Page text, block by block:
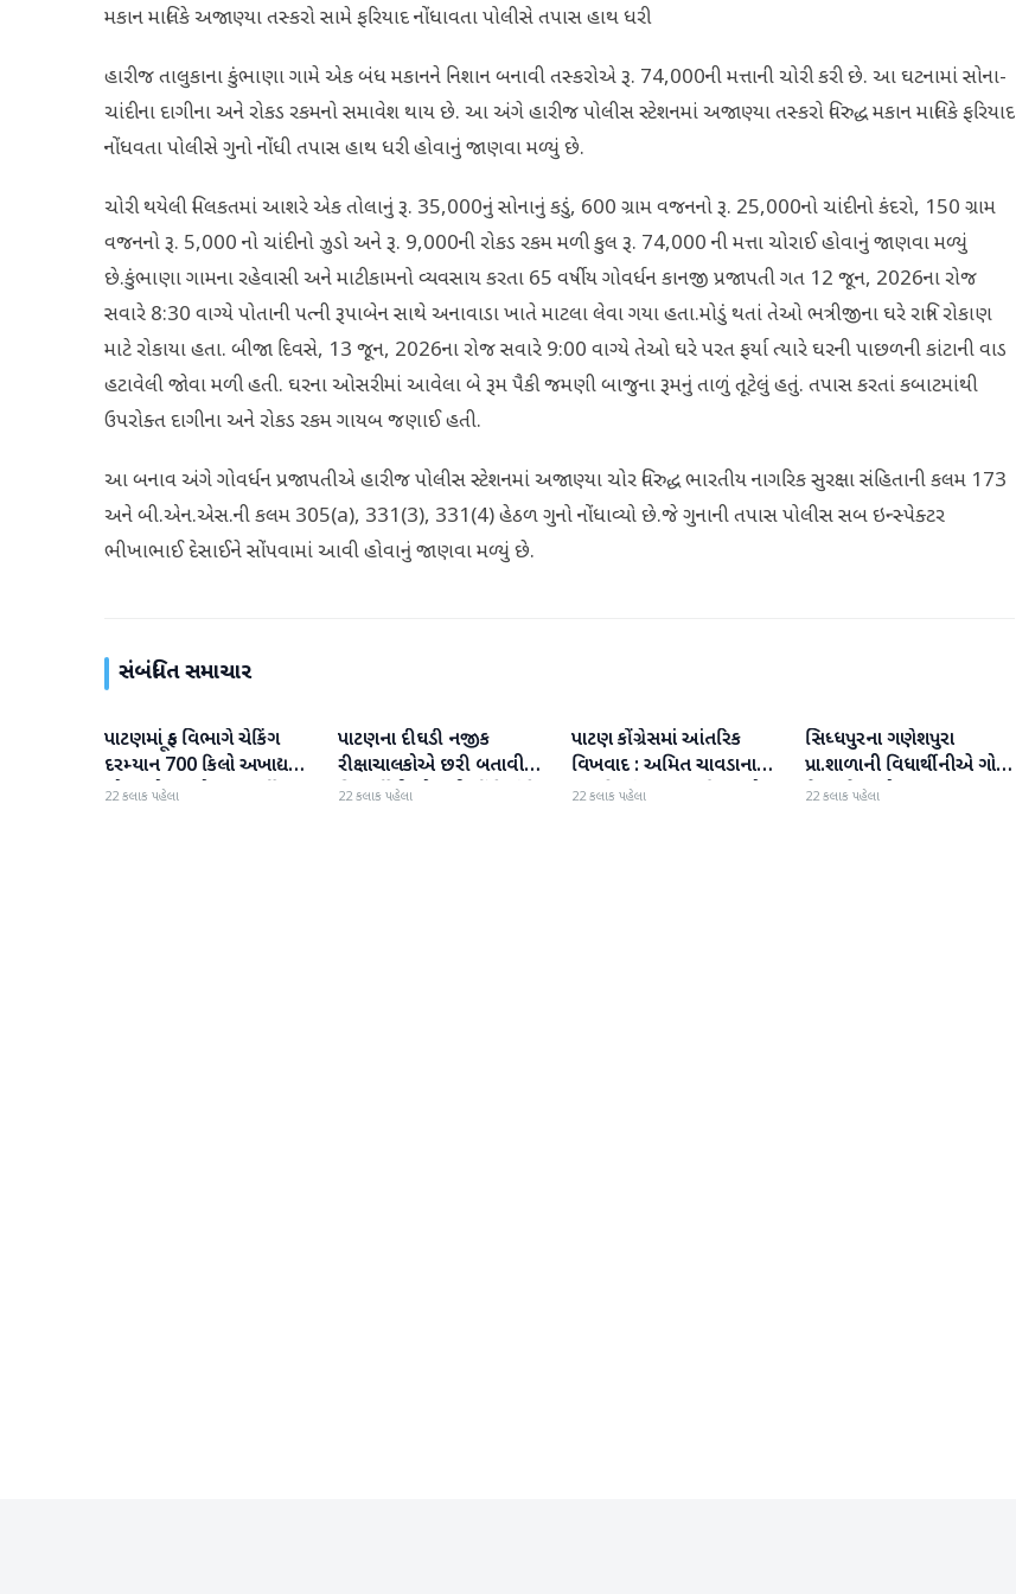
મકાન માલિકે અજાણ્યા તસ્કરો સામે ફરિયાદ નોંધાવતા પોલીસે તપાસ હાથ ધરી
હારીજ તાલુકાના કુંભાણા ગામે એક બંધ મકાનને નિશાન બનાવી તસ્કરોએ રૂ. 74,000ની મત્તાની ચોરી કરી છે. આ ઘટનામાં સોના-
ચાંદીના દાગીના અને રોકડ રકમનો સમાવેશ થાય છે. આ અંગે હારીજ પોલીસ સ્ટેશનમાં અજાણ્યા તસ્કરો વિરુદ્ધ મકાન માલિકે ફરિયાદ
નોંધવતા પોલીસે ગુનો નોંધી તપાસ હાથ ધરી હોવાનું જાણવા મળ્યું છે.
ચોરી થયેલી મિલકતમાં આશરે એક તોલાનું રૂ. 35,000નું સોનાનું કડું, 600 ગ્રામ વજનનો રૂ. 25,000નો ચાંદીનો કંદરો, 150 ગ્રામ
વજનનો રૂ. 5,000 નો ચાંદીનો ઝુડો અને રૂ. 9,000ની રોકડ રકમ મળી કુલ રૂ. 74,000 ની મત્તા ચોરાઈ હોવાનું જાણવા મળ્યું
છે.કુંભાણા ગામના રહેવાસી અને માટીકામનો વ્યવસાય કરતા 65 વર્ષીય ગોવર્ધન કાનજી પ્રજાપતી ગત 12 જૂન, 2026ના રોજ
સવારે 8:30 વાગ્યે પોતાની પત્ની રૂપાબેન સાથે અનાવાડા ખાતે માટલા લેવા ગયા હતા.મોડું થતાં તેઓ ભત્રીજીના ઘરે રાત્રિ રોકાણ
માટે રોકાયા હતા. બીજા દિવસે, 13 જૂન, 2026ના રોજ સવારે 9:00 વાગ્યે તેઓ ઘરે પરત ફર્યા ત્યારે ઘરની પાછળની કાંટાની વાડ
હટાવેલી જોવા મળી હતી. ઘરના ઓસરીમાં આવેલા બે રૂમ પૈકી જમણી બાજુના રૂમનું તાળું તૂટેલું હતું. તપાસ કરતાં કબાટમાંથી
ઉપરોક્ત દાગીના અને રોકડ રકમ ગાયબ જણાઈ હતી.
આ બનાવ અંગે ગોવર્ધન પ્રજાપતીએ હારીજ પોલીસ સ્ટેશનમાં અજાણ્યા ચોર વિરુદ્ધ ભારતીય નાગરિક સુરક્ષા સંહિતાની કલમ 173
અને બી.એન.એસ.ની કલમ 305(a), 331(3), 331(4) હેઠળ ગુનો નોંધાવ્યો છે.જે ગુનાની તપાસ પોલીસ સબ ઇન્સ્પેક્ટર
ભીખાભાઈ દેસાઈને સોંપવામાં આવી હોવાનું જાણવા મળ્યું છે.
સંબંધિત સમાચાર
પાટણ
પાટણમાં ફૂડ વિભાગે ચેકિંગ
દરમ્યાન 700 કિલો અખાદ્ય
ખોરાકનો જથ્થો નાશ કર્યો
22 કલાક પહેલા
પાટણ
પાટણના દીઘડી નજીક
રીક્ષાચાલકોએ છરી બતાવી
વિદ્યાર્થીની સોનાની વીંટી લૂંટી
22 કલાક પહેલા
પાટણ
પાટણ કોંગ્રેસમાં આંતરિક
વિખવાદ : અમિત ચાવડાના
સમર્થનમાં પત્રકાર પરિષદ યોજી
22 કલાક પહેલા
પાટણ
સિધ્ધપુરના ગણેશપુરા
પ્રા.શાળાની વિધાર્થીનીએ ગોલ્ડ
મેડલ મેળવ્યો
22 કલાક પહેલા